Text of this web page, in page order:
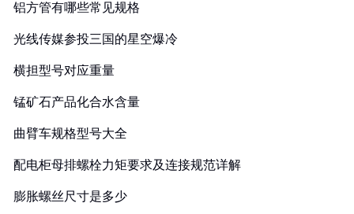
铝方管有哪些常见规格
光线传媒参投三国的星空爆冷
横担型号对应重量
锰矿石产品化合水含量
曲臂车规格型号大全
配电柜母排螺栓力矩要求及连接规范详解
膨胀螺丝尺寸是多少